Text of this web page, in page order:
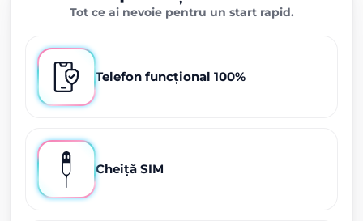
Tot ce ai nevoie pentru un start rapid.
Telefon funcțional 100%
Cheiță SIM